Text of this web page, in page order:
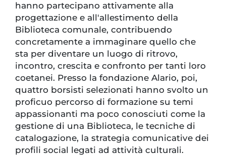
hanno partecipano attivamente alla
progettazione e all'allestimento della
Biblioteca comunale, contribuendo
concretamente a immaginare quello che
sta per diventare un luogo di ritrovo,
incontro, crescita e confronto per tanti loro
coetanei. Presso la fondazione Alario, poi,
quattro borsisti selezionati hanno svolto un
proficuo percorso di formazione su temi
appassionanti ma poco conosciuti come la
gestione di una Biblioteca, le tecniche di
catalogazione, la strategia comunicative dei
profili social legati ad attività culturali.